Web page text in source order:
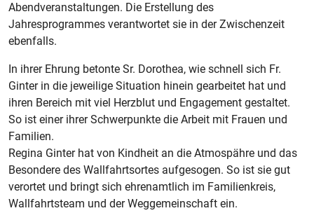
Abendveranstaltungen. Die Erstellung des
Jahresprogrammes verantwortet sie in der Zwischenzeit
ebenfalls.
In ihrer Ehrung betonte Sr. Dorothea, wie schnell sich Fr.
Ginter in die jeweilige Situation hinein gearbeitet hat und
ihren Bereich mit viel Herzblut und Engagement gestaltet.
So ist einer ihrer Schwerpunkte die Arbeit mit Frauen und
Familien.
Regina Ginter hat von Kindheit an die Atmospähre und das
Besondere des Wallfahrtsortes aufgesogen. So ist sie gut
verortet und bringt sich ehrenamtlich im Familienkreis,
Wallfahrtsteam und der Weggemeinschaft ein.